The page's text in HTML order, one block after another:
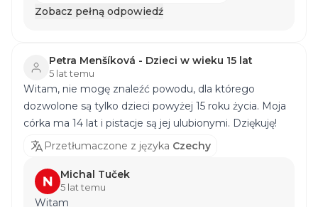
zjeść regularnej diety o znacznej zawartości
aktywnością sportową. Po zakończeniu
aktywności sportowej młody sportowiec może na
przykład sięgnąć poVEGAN PROTEIN CRUNCHY
BAR,DENUTSlubPROTEIN BARz naszej oferty.
Zobacz pełną odpowiedź
Petra Menšíková - Dzieci w wieku 15 lat
5 lat temu
Witam, nie mogę znaleźć powodu, dla którego
dozwolone są tylko dzieci powyżej 15 roku życia. Moja
córka ma 14 lat i pistacje są jej ulubionymi. Dziękuję!
Przetłumaczone z języka Czechy
Michal Tuček
5 lat temu
Witam